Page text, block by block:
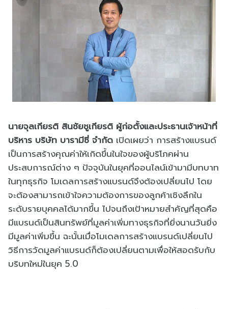
นายจุลเกียรติ สินชัยชูเกียรติ ผู้ก่อตั้งและประธานเจ้าหน้าที่
บริหาร บริษัท บารามีซี่ จำกัด เปิดเผยว่า การสร้างแบรนด์
เป็นการสร้างคุณค่าให้เกิดขึ้นในใจของผู้บริโภคผ่าน
ประสบการณ์ต่าง ๆ ปัจจุบันในยุคที่ออนไลน์เข้ามามีบทบาท
ในทุกธุรกิจ โมเดลการสร้างแบรนด์จึงต้องเปลี่ยนไป โดย
จะต้องสามารถเข้าใจความต้องการของลูกค้าเชิงลึกใน
ระดับรายบุคคลได้มากขึ้น ไปจนถึงเป้าหมายสำคัญที่สุดคือ
มีแบรนด์เป็นสินทรัพย์ที่มูลค่าเพิ่มทางธุรกิจที่ยิ่งนานวันยิ่ง
มีมูลค่าเพิ่มขึ้น ฉะนั้นเมื่อโมเดลการสร้างแบรนด์เปลี่ยนไป
วิธีการวัดมูลค่าแบรนด์ก็ต้องเปลี่ยนตามเพื่อให้สอดรับกับ
บริบทใหม่ในยุค 5.0